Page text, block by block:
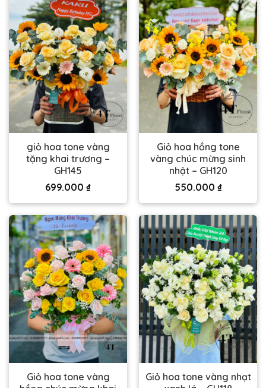
giỏ hoa tone vàng
tặng khai trương –
GH145
699.000 ₫
Giỏ hoa hồng tone
vàng chúc mừng sinh
nhật – GH120
550.000 ₫
Giỏ hoa tone vàng
Giỏ hoa tone vàng nhạt